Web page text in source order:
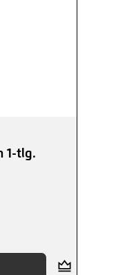
1-tlg.